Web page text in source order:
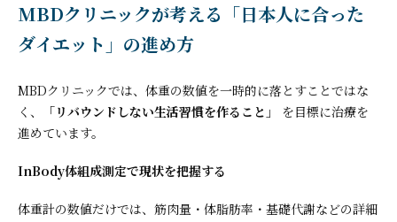
MBDクリニックが考える「日本人に合った
ダイエット」の進め方
MBDクリニックでは、体重の数値を一時的に落とすことではな
く、
「リバウンドしない生活習慣を作ること」
を目標に治療を
進めています。
InBody体組成測定で現状を把握する
体重計の数値だけでは、筋肉量・体脂肪率・基礎代謝などの詳細